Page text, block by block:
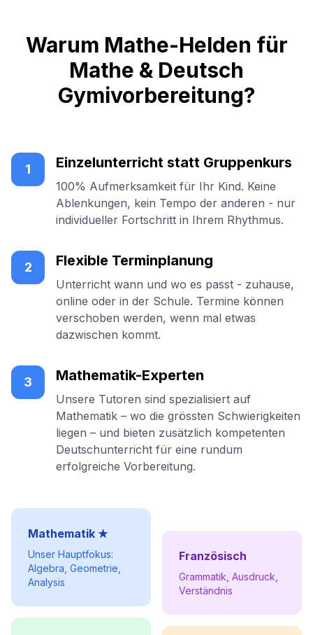
Warum Mathe-Helden für
Mathe & Deutsch
Gymivorbereitung?
1 Einzelunterricht statt Gruppenkurs
100% Aufmerksamkeit für Ihr Kind. Keine
Ablenkungen, kein Tempo der anderen - nur
individueller Fortschritt in Ihrem Rhythmus.
2 Flexible Terminplanung
Unterricht wann und wo es passt - zuhause,
online oder in der Schule. Termine können
verschoben werden, wenn mal etwas
dazwischen kommt.
3 Mathematik-Experten
Unsere Tutoren sind spezialisiert auf
Mathematik – wo die grössten Schwierigkeiten
liegen – und bieten zusätzlich kompetenten
Deutschunterricht für eine rundum
erfolgreiche Vorbereitung.
Mathematik ★
Unser Hauptfokus:
Algebra, Geometrie,
Analysis
Französisch
Grammatik, Ausdruck,
Verständnis